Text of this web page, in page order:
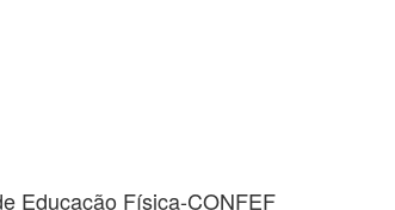
Educação Física-CONFEF